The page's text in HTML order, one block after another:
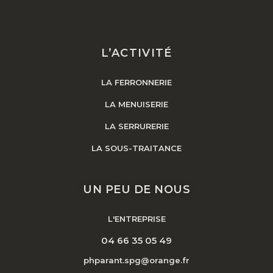
L’ACTIVITÉ
LA FERRONNERIE
LA MENUISERIE
LA SERRURERIE
LA SOUS-TRAITANCE
UN PEU DE NOUS
L'ENTREPRISE
04 66 35 05 49
phparant.spg@orange.fr